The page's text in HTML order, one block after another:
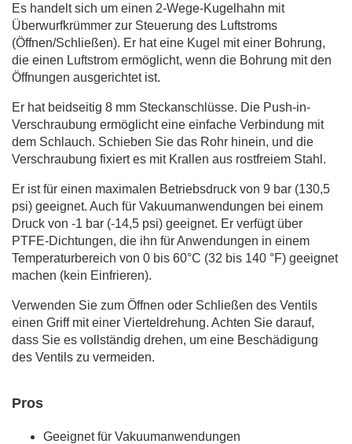
Es handelt sich um einen 2-Wege-Kugelhahn mit
Überwurfkrümmer zur Steuerung des Luftstroms
(Öffnen/Schließen). Er hat eine Kugel mit einer Bohrung,
die einen Luftstrom ermöglicht, wenn die Bohrung mit den
Öffnungen ausgerichtet ist.
Er hat beidseitig 8 mm Steckanschlüsse. Die Push-in-
Verschraubung ermöglicht eine einfache Verbindung mit
dem Schlauch. Schieben Sie das Rohr hinein, und die
Verschraubung fixiert es mit Krallen aus rostfreiem Stahl.
Er ist für einen maximalen Betriebsdruck von 9 bar (130,5
psi) geeignet. Auch für Vakuumanwendungen bei einem
Druck von -1 bar (-14,5 psi) geeignet. Er verfügt über
PTFE-Dichtungen, die ihn für Anwendungen in einem
Temperaturbereich von 0 bis 60°C (32 bis 140 °F) geeignet
machen (kein Einfrieren).
Verwenden Sie zum Öffnen oder Schließen des Ventils
einen Griff mit einer Vierteldrehung. Achten Sie darauf,
dass Sie es vollständig drehen, um eine Beschädigung
des Ventils zu vermeiden.
Pros
Geeignet für Vakuumanwendungen